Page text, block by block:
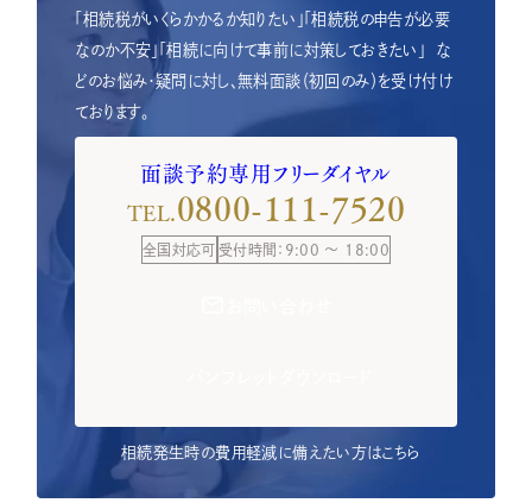
「相続税がいくらかかるか知りたい」「相続税の申告が必要
なのか不安」「相続に向けて事前に対策しておきたい」 な
どのお悩み・疑問に対し、無料面談（初回のみ）を受け付け
ております。
面談予約専用フリーダイヤル
TEL.0800-111-7520
全国対応可 受付時間：9:00 ～ 18:00
相続発生時の費用軽減に備えたい方はこちら